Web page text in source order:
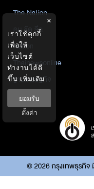
The Nation
คม ชัด ลึก
Nation
Thainewsonline
ฐานเศรษฐกิจ
©2026กรุงเทพธุรกิจ
×
เราใช้คุกกี้
เพื่อให้
เว็บไซต์
ทำงานได้ดี
ขึ้น เพิ่มเติม
ยอมรับ
ตั้งค่า